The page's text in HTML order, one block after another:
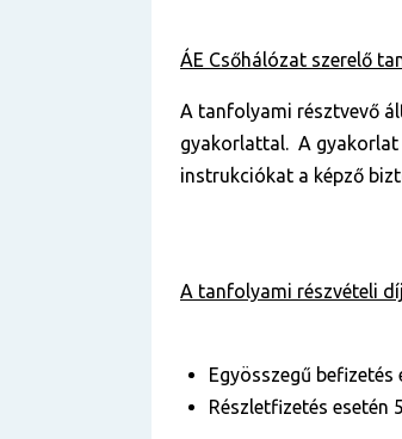
ÁE Csőhálózat szerelő
A tanfolyami résztvevő
gyakorlattal. A gyakorlat
instrukciókat a képző
A tanfolyami részvételi
Egyösszegű befizetés
Részletfizetés esetén